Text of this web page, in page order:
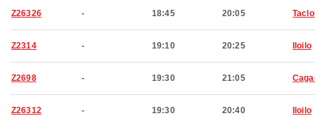
Z26326 - 18:45 20:05
Z2314 - 19:10 20:25 Iloilo
Z2698 - 19:30 21:05
Z26312 - 19:30 20:40 Iloilo